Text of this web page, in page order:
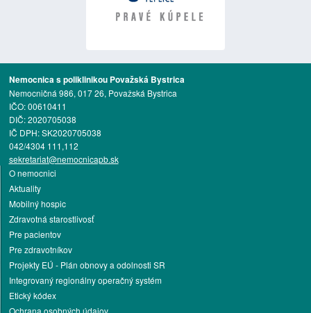
Nemocnica s poliklinikou Považská Bystrica
Nemocničná 986, 017 26, Považská Bystrica
IČO: 00610411
DIČ: 2020705038
IČ DPH: SK2020705038
042/4304 111,112
sekretariat@nemocnicapb.sk
O nemocnici
Aktuality
Mobilný hospic
Zdravotná starostlivosť
Pre pacientov
Pre zdravotníkov
Projekty EÚ - Plán obnovy a odolnosti SR
Integrovaný regionálny operačný systém
Etický kódex